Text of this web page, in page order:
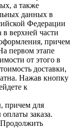
а также
данных в
Федерации
верхней части
причем
первом этапе
от этого в
доставки,
Нажав кнопку
к
причем для
заказа.